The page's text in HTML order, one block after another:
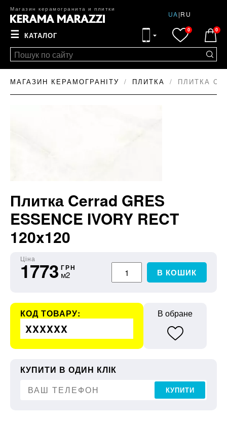
Магазин керамогранита и плитки
UA|RU
☰ КАТАЛОГ
0 0
МАГАЗИН КЕРАМОГРАНІТУ ПЛИТКА ПЛИТКА
Плитка Cerrad GRES
ESSENCE IVORY RECT
120x120
Ціна
1773 ГРН
м2 В КОШИК
КОД ТОВАРУ:
XXXXXX
В обране
КУПИТИ В ОДИН КЛІК
КУПИТИ